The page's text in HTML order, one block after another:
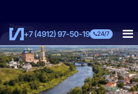
+7 (4912) 97-50-19 24/7
Рязань